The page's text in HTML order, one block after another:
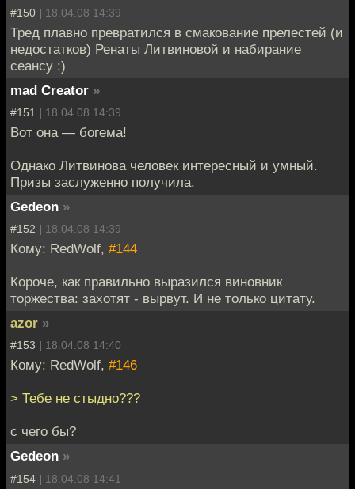
#150 | 18.04.08 14:39
Тред плавно превратился в смакование прелестей (и
недостатков) Ренаты Литвиновой и набирание
сеансу :)
mad Creator »
#151 | 18.04.08 14:39
Вот она — богема!
Однако Литвинова человек интересный и умный.
Призы заслуженно получила.
Gedeon »
#152 | 18.04.08 14:39
Кому: RedWolf, #144
Короче, как правильно выразился виновник
торжества: захотят - вырвут. И не только цитату.
azor »
#153 | 18.04.08 14:40
Кому: RedWolf, #146
> Тебе не стыдно???
с чего бы?
Gedeon »
#154 | 18.04.08 14:41